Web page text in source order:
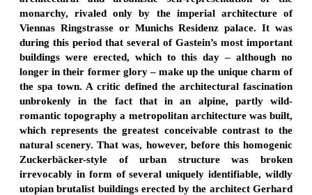
monarchy, rivaled only by the imperial architecture of
Viennas Ringstrasse or Munichs Residenz palace. It was
during this period that several of Gastein’s most important
buildings were erected, which to this day – although no
longer in their former glory – make up the unique charm of
the spa town. A critic defined the architectural fascination
unbrokenly in the fact that in an alpine, partly wild-
romantic topography a metropolitan architecture was built,
which represents the greatest conceivable contrast to the
natural scenery. That was, however, before this homogenic
Zuckerbäcker-style of urban structure was broken
irrevocably in form of several uniquely identifiable, wildly
utopian brutalist buildings erected by the architect Gerhard